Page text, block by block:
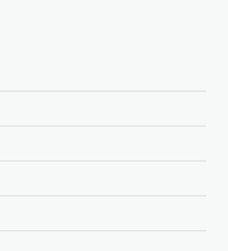
ക്വിറ്റ് ഇന്ത്യാ
സേനാനികൾക്ക്
പ്രധാനമന്ത്രി
വരും
,രാഷ്ട്രീയം